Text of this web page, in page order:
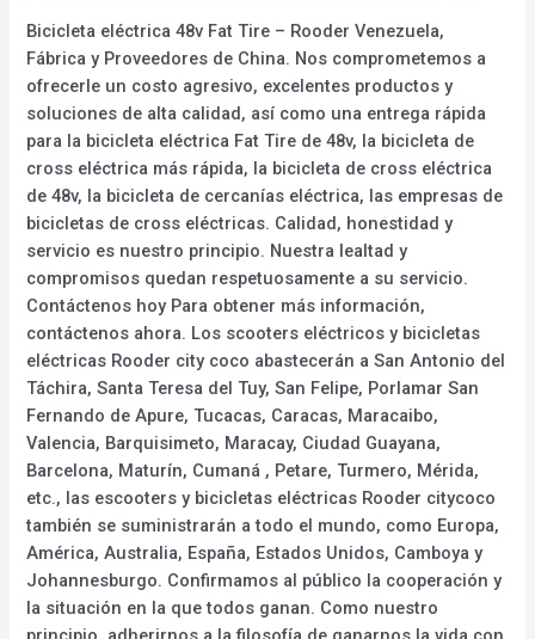
Bicicleta eléctrica 48v Fat Tire – Rooder Venezuela,
Fábrica y Proveedores de China. Nos comprometemos a
ofrecerle un costo agresivo, excelentes productos y
soluciones de alta calidad, así como una entrega rápida
para la bicicleta eléctrica Fat Tire de 48v, la bicicleta de
cross eléctrica más rápida, la bicicleta de cross eléctrica
de 48v, la bicicleta de cercanías eléctrica, las empresas de
bicicletas de cross eléctricas. Calidad, honestidad y
servicio es nuestro principio. Nuestra lealtad y
compromisos quedan respetuosamente a su servicio.
Contáctenos hoy Para obtener más información,
contáctenos ahora. Los scooters eléctricos y bicicletas
eléctricas Rooder city coco abastecerán a San Antonio del
Táchira, Santa Teresa del Tuy, San Felipe, Porlamar San
Fernando de Apure, Tucacas, Caracas, Maracaibo,
Valencia, Barquisimeto, Maracay, Ciudad Guayana,
Barcelona, Maturín, Cumaná , Petare, Turmero, Mérida,
etc., las escooters y bicicletas eléctricas Rooder citycoco
también se suministrarán a todo el mundo, como Europa,
América, Australia, España, Estados Unidos, Camboya y
Johannesburgo. Confirmamos al público la cooperación y
la situación en la que todos ganan. Como nuestro